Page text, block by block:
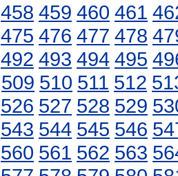
458 459 460 461
475 476 477 478
492 493 494 495
509 510 511 512
526 527 528 529
543 544 545 546
560 561 562 563